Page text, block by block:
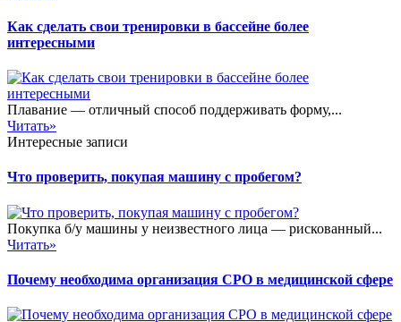
Как сделать свои тренировки в бассейне более
интересными
Плавание — отличный способ поддерживать форму,...
Читать»
Интересные записи
Что проверить, покупая машину с пробегом?
Покупка б/у машины у неизвестного лица — рискованный...
Читать»
Почему необходима организация СРО в медицинской сфере